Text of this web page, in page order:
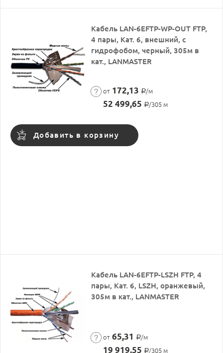
Кабель LAN-6EFTP-WP-OUT FTP,
4 пары, Кат. 6, внешний, с
гидрофобом, черный, 305м в
кат., LANMASTER
от 172,13 Р/м
52 499,65 Р/305 м
Добавить в корзину
Кабель LAN-6EFTP-LSZH FTP, 4
пары, Кат. 6, LSZH, оранжевый,
305м в кат., LANMASTER
от 65,31 Р/м
19 919,55 Р/305 м